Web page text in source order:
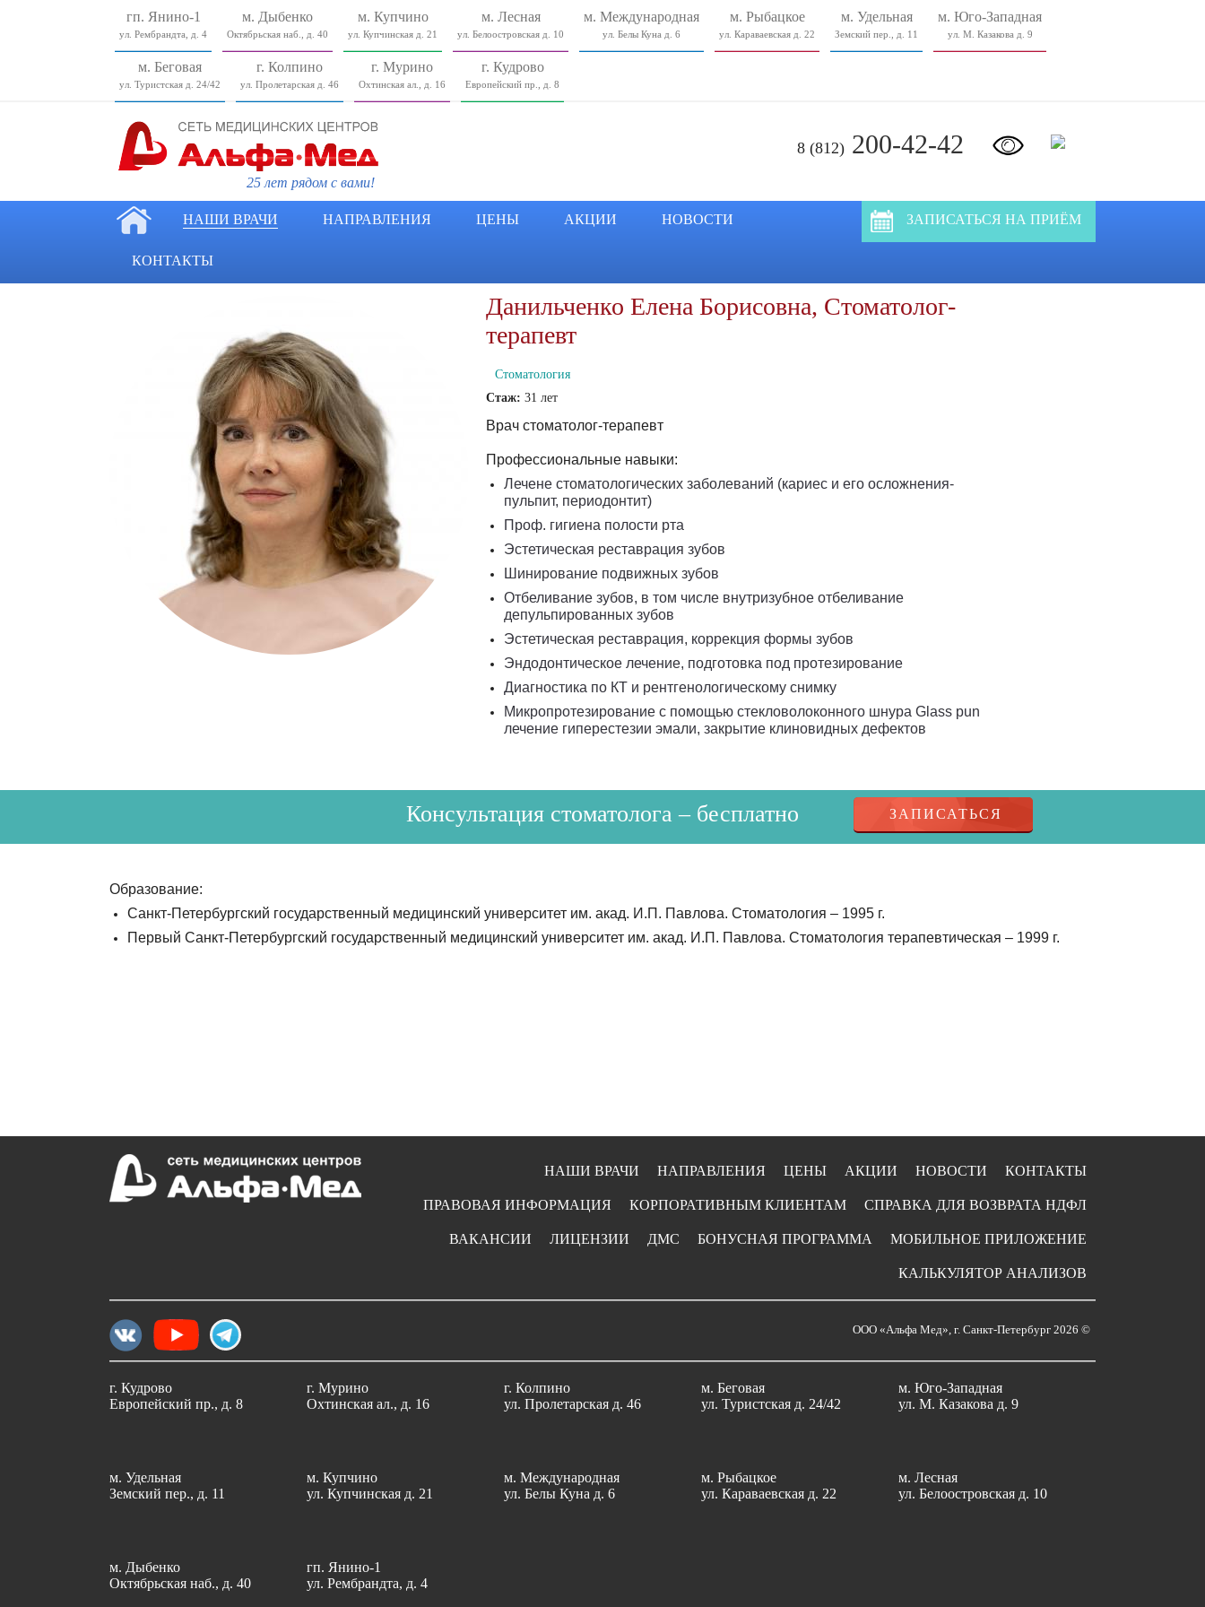
гп. Янино-1
ул. Рембрандта, д. 4
м. Дыбенко
Октябрьская наб., д. 40
м. Купчино
ул. Купчинская д. 21
м. Лесная
ул. Белоостровская д. 10
м. Международная
ул. Белы Куна д. 6
м. Рыбацкое
ул. Караваевская д. 22
м. Удельная
Земский пер., д. 11
м. Юго-Западная
ул. М. Казакова д. 9
м. Беговая
ул. Туристcкая д. 24/42
г. Колпино
ул. Пролетарская д. 46
г. Мурино
Охтинская ал., д. 16
г. Кудрово
Европейский пр., д. 8
8 (812) 200-42-42
25 лет рядом с вами!
ЗАПИСАТЬСЯ НА ПРИЁМ
НАШИ ВРАЧИ НАПРАВЛЕНИЯ ЦЕНЫ АКЦИИ НОВОСТИ
КОНТАКТЫ
Данильченко Елена Борисовна, Стоматолог-
терапевт
Стоматология
Стаж: 31 лет
Врач стоматолог-терапевт
Профессиональные навыки:
Лечене стоматологических заболеваний (кариес и его осложнения-
пульпит, периодонтит)
Проф. гигиена полости рта
Эстетическая реставрация зубов
Шинирование подвижных зубов
Отбеливание зубов, в том числе внутризубное отбеливание
депульпированных зубов
Эстетическая реставрация, коррекция формы зубов
Эндодонтическое лечение, подготовка под протезирование
Диагностика по КТ и рентгенологическому снимку
Микропротезирование с помощью стекловолоконного шнура Glass pun
лечение гиперестезии эмали, закрытие клиновидных дефектов
Консультация стоматолога – бесплатно ЗАПИСАТЬСЯ
Образование:
Санкт-Петербургский государственный медицинский университет им. акад. И.П. Павлова. Стоматология – 1995 г.
Первый Санкт-Петербургский государственный медицинский университет им. акад. И.П. Павлова. Стоматология терапевтическая – 1999 г.
КОНТАКТЫ
НОВОСТИ
АКЦИИ
ЦЕНЫ
НАПРАВЛЕНИЯ
НАШИ ВРАЧИ
СПРАВКА ДЛЯ ВОЗВРАТА НДФЛ
КОРПОРАТИВНЫМ КЛИЕНТАМ
ПРАВОВАЯ ИНФОРМАЦИЯ
МОБИЛЬНОЕ ПРИЛОЖЕНИЕ
БОНУСНАЯ ПРОГРАММА
ДМС
ЛИЦЕНЗИИ
ВАКАНСИИ
КАЛЬКУЛЯТОР АНАЛИЗОВ
ООО «Альфа Мед», г. Санкт-Петербург 2026 ©
г. Кудрово
Европейский пр., д. 8
г. Мурино
Охтинская ал., д. 16
г. Колпино
ул. Пролетарская д. 46
м. Беговая
ул. Туристcкая д. 24/42
м. Юго-Западная
ул. М. Казакова д. 9
м. Удельная
Земский пер., д. 11
м. Купчино
ул. Купчинская д. 21
м. Международная
ул. Белы Куна д. 6
м. Рыбацкое
ул. Караваевская д. 22
м. Лесная
ул. Белоостровская д. 10
м. Дыбенко
Октябрьская наб., д. 40
гп. Янино-1
ул. Рембрандта, д. 4